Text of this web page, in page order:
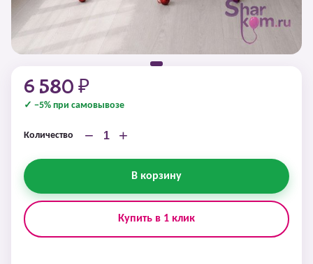
6 580 ₽
✓ −5% при самовывозе
Количество − +
В корзину
Купить в 1 клик